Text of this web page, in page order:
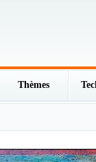
Thèmes